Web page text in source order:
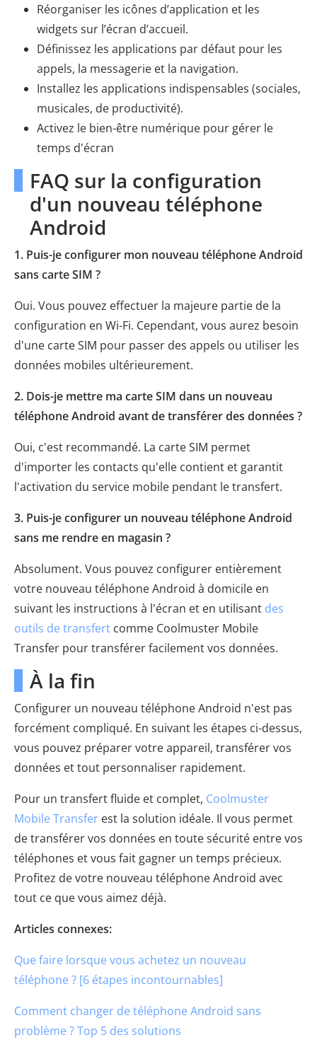
Réorganiser les icônes d’application et les
widgets sur l’écran d’accueil.
Définissez les applications par défaut pour les
appels, la messagerie et la navigation.
Installez les applications indispensables (sociales,
musicales, de productivité).
Activez le bien-être numérique pour gérer le
temps d'écran
FAQ sur la configuration
d'un nouveau téléphone
Android
1. Puis-je configurer mon nouveau téléphone Android
sans carte SIM ?
Oui. Vous pouvez effectuer la majeure partie de la
configuration en Wi-Fi. Cependant, vous aurez besoin
d'une carte SIM pour passer des appels ou utiliser les
données mobiles ultérieurement.
2. Dois-je mettre ma carte SIM dans un nouveau
téléphone Android avant de transférer des données ?
Oui, c'est recommandé. La carte SIM permet
d'importer les contacts qu'elle contient et garantit
l'activation du service mobile pendant le transfert.
3. Puis-je configurer un nouveau téléphone Android
sans me rendre en magasin ?
Absolument. Vous pouvez configurer entièrement
votre nouveau téléphone Android à domicile en
suivant les instructions à l'écran et en utilisant des
outils de transfert comme Coolmuster Mobile
Transfer pour transférer facilement vos données.
À la fin
Configurer un nouveau téléphone Android n'est pas
forcément compliqué. En suivant les étapes ci-dessus,
vous pouvez préparer votre appareil, transférer vos
données et tout personnaliser rapidement.
Pour un transfert fluide et complet, Coolmuster
Mobile Transfer est la solution idéale. Il vous permet
de transférer vos données en toute sécurité entre vos
téléphones et vous fait gagner un temps précieux.
Profitez de votre nouveau téléphone Android avec
tout ce que vous aimez déjà.
Articles connexes:
Que faire lorsque vous achetez un nouveau
téléphone ? [6 étapes incontournables]
Comment changer de téléphone Android sans
problème ? Top 5 des solutions